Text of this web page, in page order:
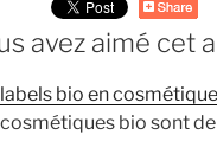
avez aimé cet
bio en
bio sont